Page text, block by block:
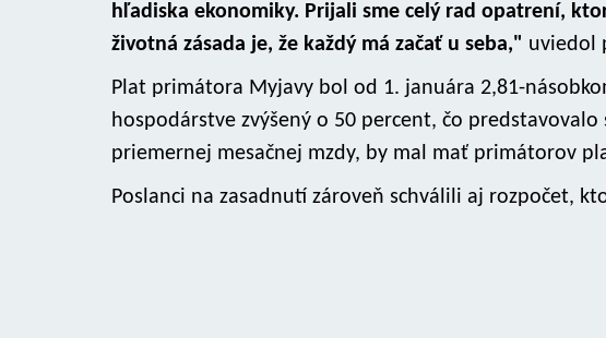
hľadiska ekonomiky. Prijali sme celý rad opatrení,
životná zásada je, že každý má začať u seba," uviedol
Plat primátora Myjavy bol od 1. januára 2,81-
hospodárstve zvýšený o 50 percent, čo
priemernej mesačnej mzdy, by mal mať primátorov
Poslanci na zasadnutí zároveň schválili aj rozpočet,